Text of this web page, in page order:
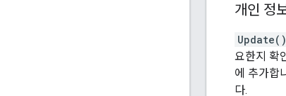
개인 정
Update()
요한지 확
에 추가합
다.